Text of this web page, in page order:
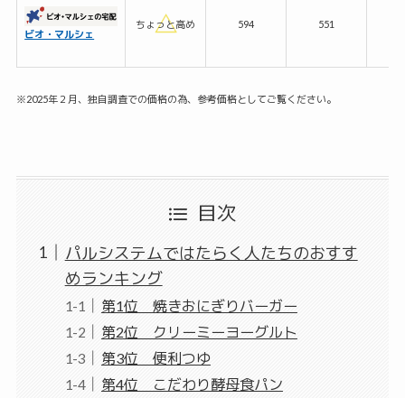
ビオ・マルシェ
ちょっと高め 594 551
※2025年２月、独自調査での価格の為、参考価格としてご覧ください。
目次
パルシステムではたらく人たちのおすす
めランキング
第1位 焼きおにぎりバーガー
第2位 クリーミーヨーグルト
第3位 便利つゆ
第4位 こだわり酵母食パン